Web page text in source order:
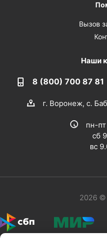
Вызов
Наши
8 (800) 700 87 81
г. Воронеж, с.
пн-
сб
вс
2026